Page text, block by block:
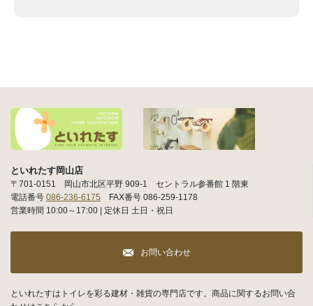
といれたす岡山店
〒701-0151 岡山市北区平野 909-1 セントラル参番館 1 階東
電話番号 086-236-6175 FAX番号 086-259-1178
営業時間 10:00～17:00 | 定休日 土日・祝日
お問い合わせ
といれたすはトイレを彩る建材・雑貨の専門店です。商品に関するお問い合